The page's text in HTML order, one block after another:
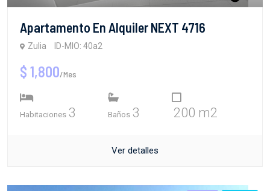
Apartamento En Alquiler NEXT 4716
Zulia ID-MIO: 40a2
$ 1,800/Mes
Habitaciones 3 Baños 3 200 m2
Ver detalles